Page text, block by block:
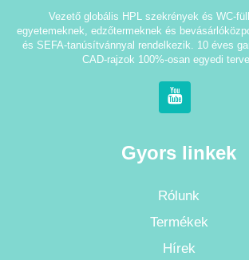
Vezető globális HPL szekrények és WC-
egyetemeknek, edzőtermeknek és
és SEFA-tanúsítvánnyal rendelkezik. 10 éves
CAD-rajzok 100%-osan egyedi
Gyors linkek
Rólunk
Termékek
Hírek